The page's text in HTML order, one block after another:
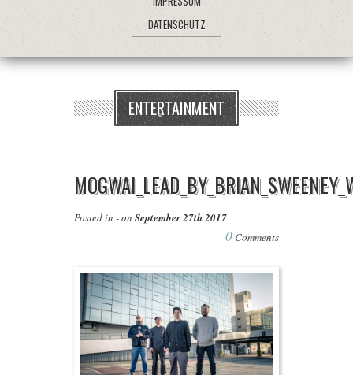
DATENSCHUTZ
ENTERTAINMENT
Posted in - on September 27th 2017
0 Comments